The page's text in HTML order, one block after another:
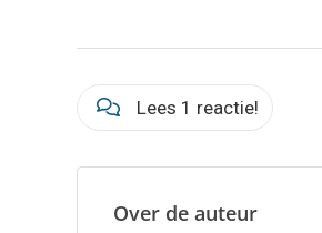
Lees 1 reactie!
Over de auteur